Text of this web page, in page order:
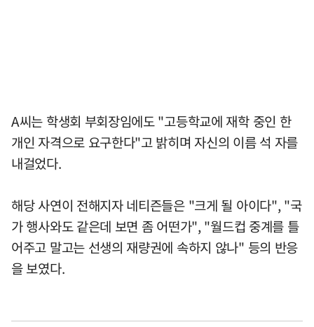
A씨는 학생회 부회장임에도 "고등학교에 재학 중인 한
개인 자격으로 요구한다"고 밝히며 자신의 이름 석 자를
내걸었다.
해당 사연이 전해지자 네티즌들은 "크게 될 아이다", "국
가 행사와도 같은데 보면 좀 어떤가", "월드컵 중계를 틀
어주고 말고는 선생의 재량권에 속하지 않나" 등의 반응
을 보였다.